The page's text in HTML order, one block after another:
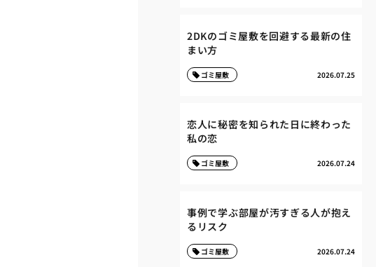
2DKのゴミ屋敷を回避する最新の住
まい方
2026.07.25
ゴミ屋敷
恋人に秘密を知られた日に終わった
私の恋
2026.07.24
ゴミ屋敷
事例で学ぶ部屋が汚すぎる人が抱え
るリスク
2026.07.24
ゴミ屋敷